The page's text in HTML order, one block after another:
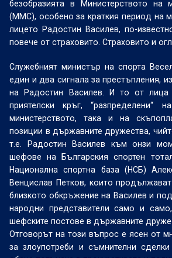
безобразията в Министерството на
(ММС), особено за краткия период на
лицето Радостин Василев, по-
повече от страховито. Страховито и
Служебният министър на спорта
един и два сигнала за престъпления,
на Радостин Василев. И то от лица
приятелски кръг, “разпределени“
министерството, така и на
позиции в държавните дружества,
т.е. Радостин Василев към онзи
шефове на Българския спортен
Национална спортна база (НСБ)
Венцислав Петков, които
близкото обкръжение на Василев и
народни представители само и
шефските постове в държавните
Отговорът на този въпрос е ясен от
за злоупотреби и съмнителни